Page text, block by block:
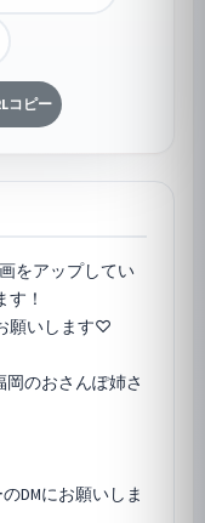
コピー
をアップしてい
！
願いします♡
岡のおさんぽ姉さ
DMにお願いしま